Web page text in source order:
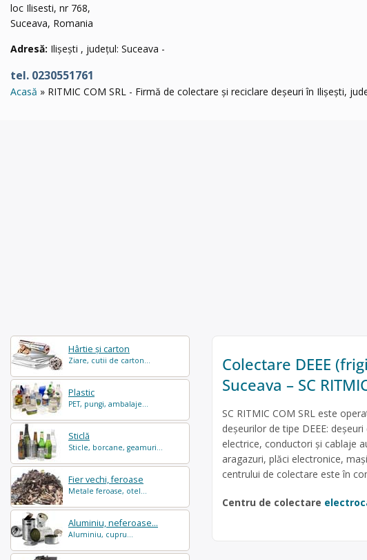
loc Ilisesti, nr 768,
Suceava, Romania
Adresă: Ilișești , județul: Suceava -
tel. 0230551761
Acasă RITMIC COM SRL - Firmă de colectare și reciclare deșeuri în Ilișești,
Hârtie și carton
Ziare, cutii de carton...
Plastic
PET, pungi, ambalaje...
Sticlă
Sticle, borcane, geamuri...
Fier vechi, feroase
Metale feroase, otel...
Aluminiu, neferoase...
Aluminiu, cupru...
Colectare DEEE
Suceava – SC
SC RITMIC COM SRL este
deșeurilor de tipe DEEE:
electrice, conductori și cablaje
aragazuri, plăci electronice,
centrului de colectare este în
Centru de colectare